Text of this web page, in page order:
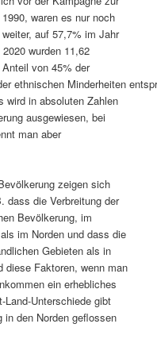
waren es nur noch
auf 57,7% im Jahr
wurden 11,62
von 45% der
ethnischen Minderheiten
wird in absoluten Zahlen
ausgewiesen, bei
man aber
zeigen sich
dass die Verbreitung der
Bevölkerung, im
im Norden und dass die
Gebieten als in
diese Faktoren, wenn man
ein erhebliches
Land-Unterschiede gibt
den Norden geflossen